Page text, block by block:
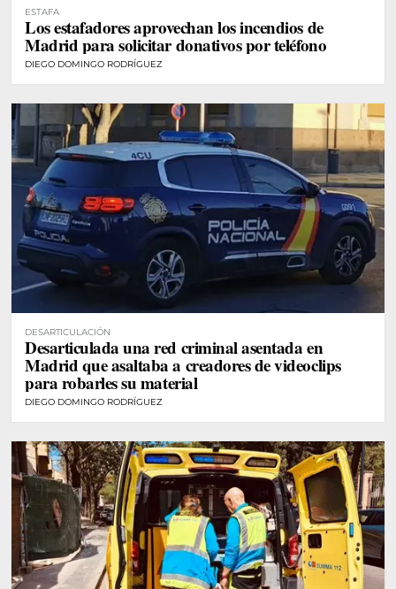
ESTAFA
Los estafadores aprovechan los incendios de
Madrid para solicitar donativos por teléfono
DIEGO DOMINGO RODRÍGUEZ
DESARTICULACIÓN
Desarticulada una red criminal asentada en
Madrid que asaltaba a creadores de videoclips
para robarles su material
DIEGO DOMINGO RODRÍGUEZ